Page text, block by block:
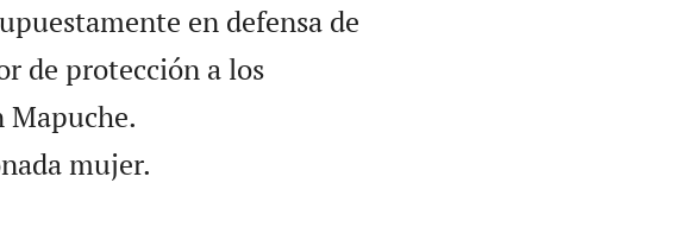
en defensa de
de protección a los
Mapuche.
mujer.